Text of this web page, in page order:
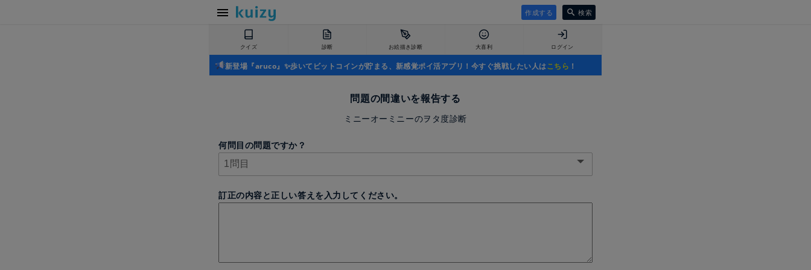
作成する 検索
クイズ 診断 お絵描き診断 大喜利 ログイン
新登場『aruco』✨歩いてビットコインが貯まる、新感覚ポイ活アプリ！今すぐ挑戦したい人はこちら ！
問題の間違いを報告する
ミニーオーミニーのヲタ度診断
何問目の問題ですか？
訂正の内容と正しい答えを入力してください。